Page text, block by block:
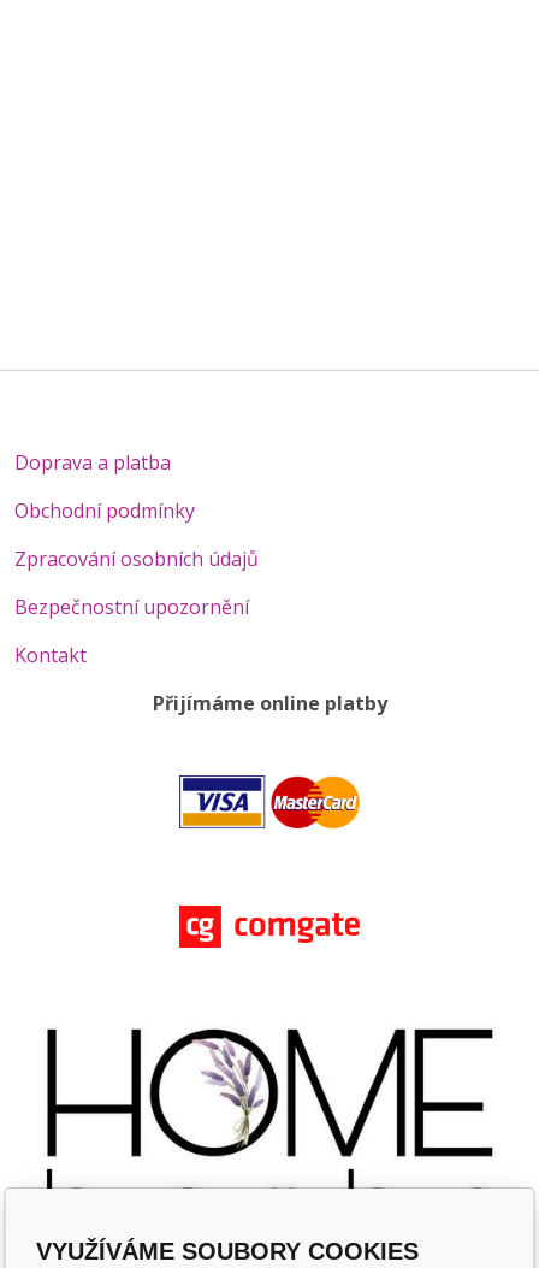
Doprava a platba
Obchodní podmínky
Zpracování osobních údajů
Bezpečnostní upozornění
Kontakt
Přijímáme online platby
VYUŽÍVÁME SOUBORY COOKIES